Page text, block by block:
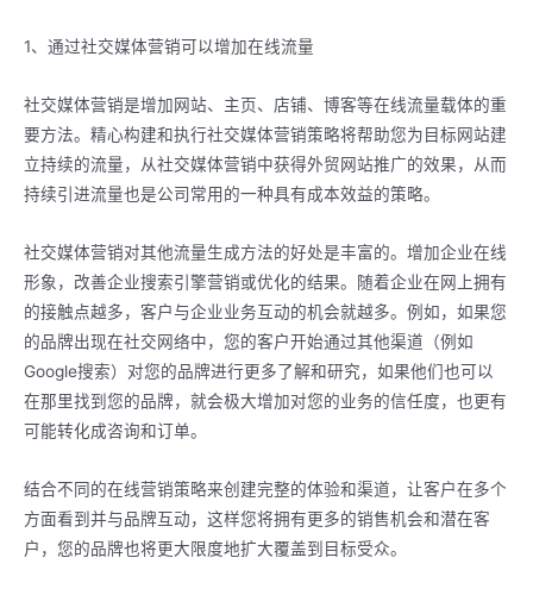
1、通过社交媒体营销可以增加在线流量
社交媒体营销是增加网站、主页、店铺、博客等在线流量载体的重
要方法。精心构建和执行社交媒体营销策略将帮助您为目标网站建
立持续的流量，从社交媒体营销中获得外贸网站推广的效果，从而
持续引进流量也是公司常用的一种具有成本效益的策略。
社交媒体营销对其他流量生成方法的好处是丰富的。增加企业在线
形象，改善企业搜索引擎营销或优化的结果。随着企业在网上拥有
的接触点越多，客户与企业业务互动的机会就越多。例如，如果您
的品牌出现在社交网络中，您的客户开始通过其他渠道（例如
Google搜索）对您的品牌进行更多了解和研究，如果他们也可以
在那里找到您的品牌，就会极大增加对您的业务的信任度，也更有
可能转化成咨询和订单。
结合不同的在线营销策略来创建完整的体验和渠道，让客户在多个
方面看到并与品牌互动，这样您将拥有更多的销售机会和潜在客
户，您的品牌也将更大限度地扩大覆盖到目标受众。